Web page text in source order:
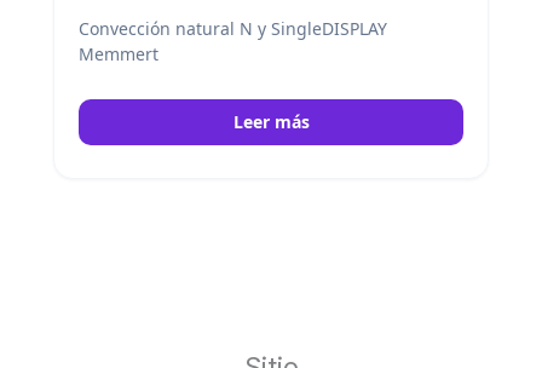
Convección natural N y SingleDISPLAY
Memmert
Leer más